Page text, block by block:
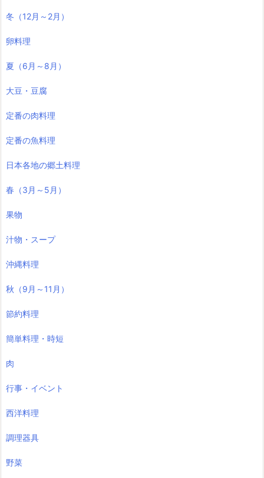
冬（12月～2月）
卵料理
夏（6月～8月）
大豆・豆腐
定番の肉料理
定番の魚料理
日本各地の郷土料理
春（3月～5月）
果物
汁物・スープ
沖縄料理
秋（9月～11月）
節約料理
簡単料理・時短
肉
行事・イベント
西洋料理
調理器具
野菜